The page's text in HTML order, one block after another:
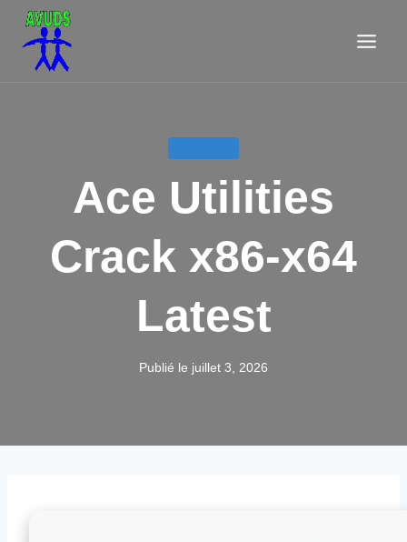
Aller
contenu
Ace Utilities
Crack x86-x64
Latest
Publié le juillet 3, 2026